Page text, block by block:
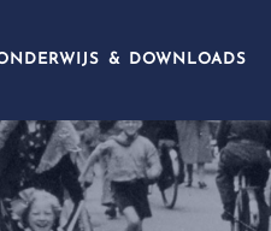
& DOWNLOADS